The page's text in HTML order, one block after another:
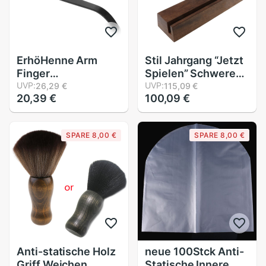
ErhöHenne Arm
Finger
Phonographen
Zubehör Metall für
Tonarm Headshell
aufzeichnen Spieler
UVP:26,29 €
20,39 €
Stil Jahrgang “Jetzt
Spielen” Schwere
Holz Anzeige Stand
Für LP Vinyl Rekord
Phonographen
UVP:115,09 €
100,09 €
SPARE 8,00 €
Anti-statische Holz
SPARE 8,00 €
neue 100Stck Anti-